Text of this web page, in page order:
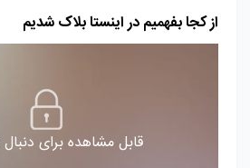
از کجا بفهمیم در اینستا بلاک شدیم
قابل مشاهده برای دنبال